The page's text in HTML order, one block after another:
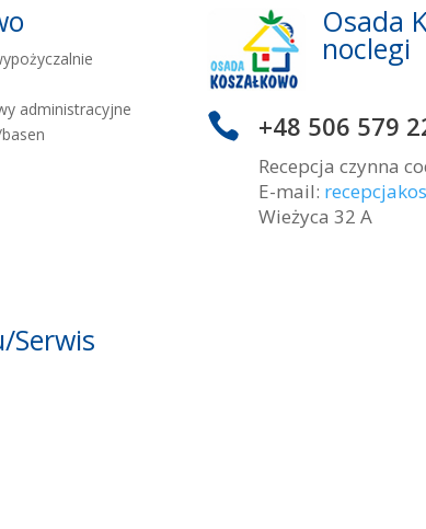
administracyjne
Serwis
Osada
noclegi
 +48 506 579
Recepcja czynna
E-mail:
Wieżyca 32 A